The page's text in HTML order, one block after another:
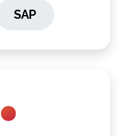
SAP